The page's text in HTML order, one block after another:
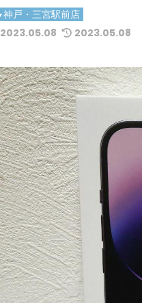
神戸・三宮駅前店
2023.05.08 2023.05.08